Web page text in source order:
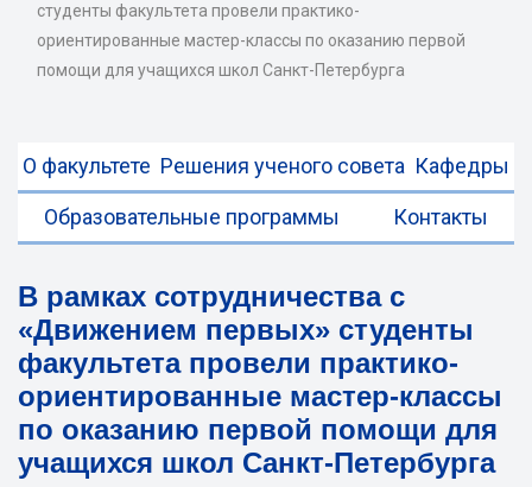
студенты факультета провели практико-
ориентированные мастер-классы по оказанию первой
помощи для учащихся школ Санкт-Петербурга
О факультете Решения ученого совета Кафедры
Образовательные программы Контакты
В рамках сотрудничества с
«Движением первых» студенты
факультета провели практико-
ориентированные мастер-классы
по оказанию первой помощи для
учащихся школ Санкт-Петербурга